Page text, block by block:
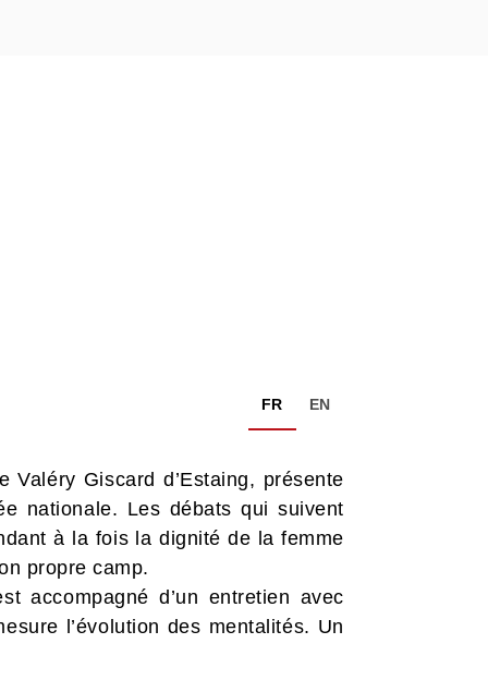
FR EN
Giscard d’Estaing, présente
nationale. Les débats qui suivent
à la fois la dignité de la femme
propre camp.
accompagné d’un entretien avec
l’évolution des mentalités. Un